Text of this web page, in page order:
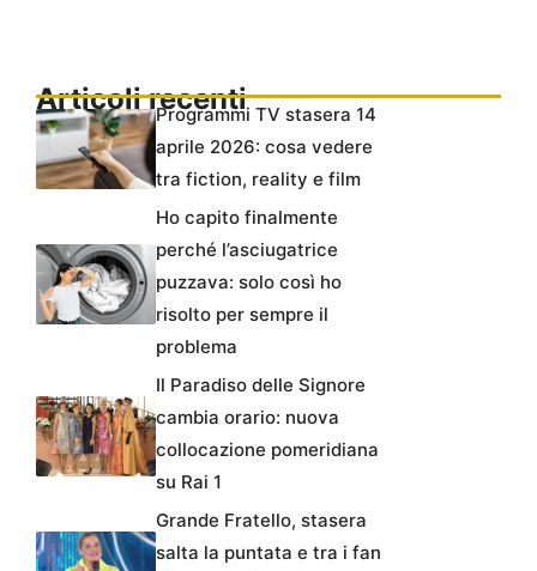
Articoli recentiProgrammi TV stasera 14
aprile 2026: cosa vedere
tra fiction, reality e film
Ho capito finalmente
perché l’asciugatrice
puzzava: solo così ho
risolto per sempre il
problema
Il Paradiso delle Signore
cambia orario: nuova
collocazione pomeridiana
su Rai 1
Grande Fratello, stasera
salta la puntata e tra i fan